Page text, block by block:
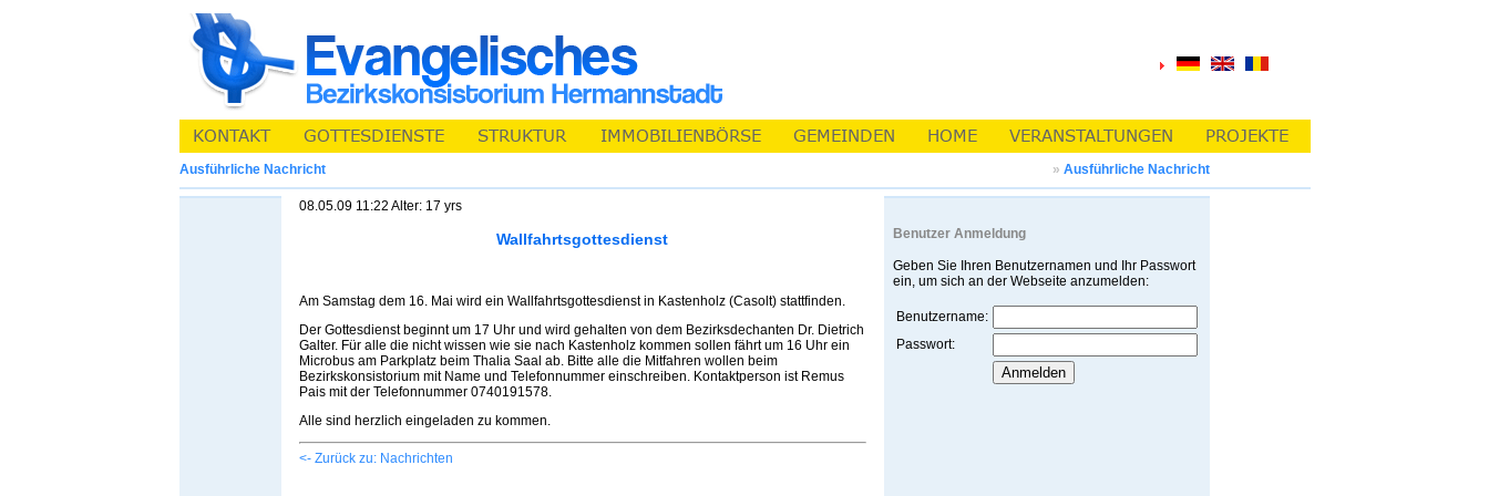
Ausführliche Nachricht » Ausführliche Nachricht
08.05.09 11:22 Alter: 17 yrs
Wallfahrtsgottesdienst
Am Samstag dem 16. Mai wird ein Wallfahrtsgottesdienst in Kastenholz (Casolt) stattfinden.
Der Gottesdienst beginnt um 17 Uhr und wird gehalten von dem Bezirksdechanten Dr. Dietrich
Galter. Für alle die nicht wissen wie sie nach Kastenholz kommen sollen fährt um 16 Uhr ein
Microbus am Parkplatz beim Thalia Saal ab. Bitte alle die Mitfahren wollen beim
Bezirkskonsistorium mit Name und Telefonnummer einschreiben. Kontaktperson ist Remus
Pais mit der Telefonnummer 0740191578.
Alle sind herzlich eingeladen zu kommen.
<- Zurück zu: Nachrichten
Benutzer Anmeldung
Geben Sie Ihren Benutzernamen und Ihr Passwort
ein, um sich an der Webseite anzumelden:
Benutzername:
Passwort: